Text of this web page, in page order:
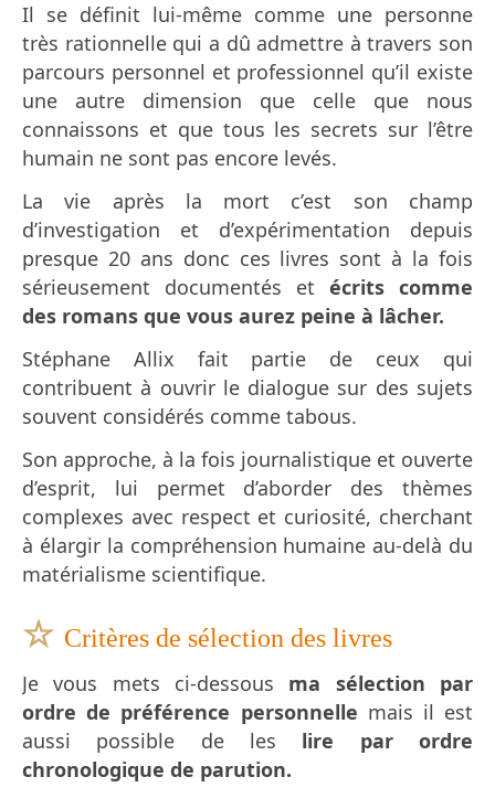
Il se définit lui-même comme une personne
très rationnelle qui a dû admettre à travers son
parcours personnel et professionnel qu’il existe
une autre dimension que celle que nous
connaissons et que tous les secrets sur l’être
humain ne sont pas encore levés.
La vie après la mort c’est son champ
d’investigation et d’expérimentation depuis
presque 20 ans donc ces livres sont à la fois
sérieusement documentés et écrits comme
des romans que vous aurez peine à lâcher.
Stéphane Allix fait partie de ceux qui
contribuent à ouvrir le dialogue sur des sujets
souvent considérés comme tabous.
Son approche, à la fois journalistique et ouverte
d’esprit, lui permet d’aborder des thèmes
complexes avec respect et curiosité, cherchant
à élargir la compréhension humaine au-delà du
matérialisme scientifique.
☆ Critères de sélection des livres
Je vous mets ci-dessous ma sélection par
ordre de préférence personnelle mais il est
aussi possible de les lire par ordre
chronologique de parution.